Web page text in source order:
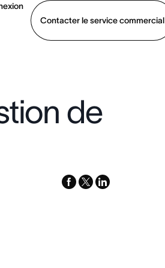
Contacter le service commercial
de
facebook
x-
linkedin